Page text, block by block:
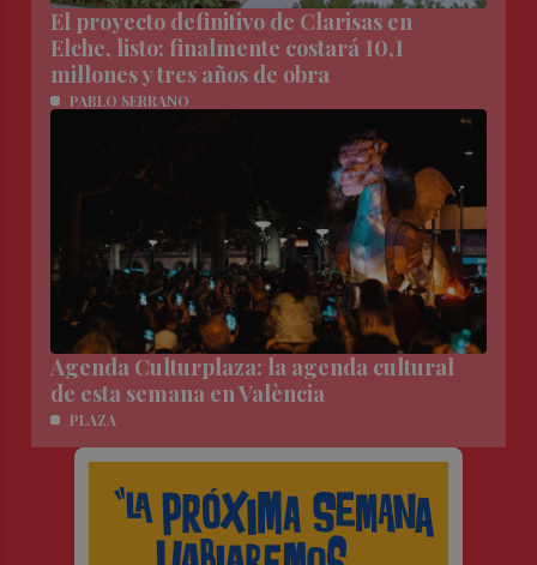
El proyecto definitivo de Clarisas en
Elche, listo: finalmente costará 10,1
millones y tres años de obra
PABLO SERRANO
Agenda Culturplaza: la agenda cultural
de esta semana en València
PLAZA